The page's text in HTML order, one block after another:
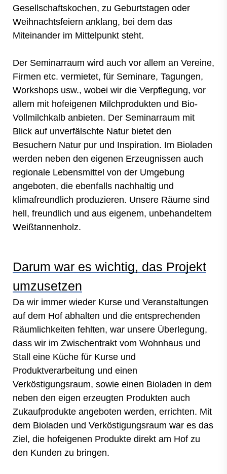
Gesellschaftskochen, zu Geburtstagen oder
Weihnachtsfeiern anklang, bei dem das
Miteinander im Mittelpunkt steht.
Der Seminarraum wird auch vor allem an Vereine,
Firmen etc. vermietet, für Seminare, Tagungen,
Workshops usw., wobei wir die Verpflegung, vor
allem mit hofeigenen Milchprodukten und Bio-
Vollmilchkalb anbieten. Der Seminarraum mit
Blick auf unverfälschte Natur bietet den
Besuchern Natur pur und Inspiration. Im Bioladen
werden neben den eigenen Erzeugnissen auch
regionale Lebensmittel von der Umgebung
angeboten, die ebenfalls nachhaltig und
klimafreundlich produzieren. Unsere Räume sind
hell, freundlich und aus eigenem, unbehandeltem
Weißtannenholz.
Darum war es wichtig, das Projekt
umzusetzen
Da wir immer wieder Kurse und Veranstaltungen
auf dem Hof abhalten und die entsprechenden
Räumlichkeiten fehlten, war unsere Überlegung,
dass wir im Zwischentrakt vom Wohnhaus und
Stall eine Küche für Kurse und
Produktverarbeitung und einen
Verköstigungsraum, sowie einen Bioladen in dem
neben den eigen erzeugten Produkten auch
Zukaufprodukte angeboten werden, errichten. Mit
dem Bioladen und Verköstigungsraum war es das
Ziel, die hofeigenen Produkte direkt am Hof zu
den Kunden zu bringen.